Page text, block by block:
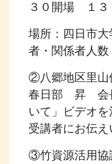
３０開場 １３
場所：四日市
者・関係者人数
②八郷地区里山
春日部 昇 会
いて」ビデオ
受講者にお伝え
③竹資源活用協